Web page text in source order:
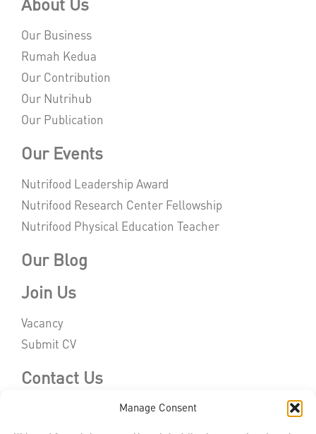
Manage Consent
Our Business
Rumah Kedua
Our Contribution
Our Nutrihub
Our Publication
Our Events
Nutrifood Leadership Award
Nutrifood Research Center Fellowship
Nutrifood Physical Education Teacher
Our Blog
Join Us
Vacancy
Submit CV
Contact Us